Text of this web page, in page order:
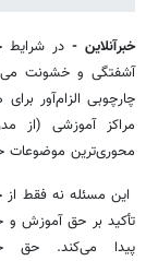
خبرآنلاین -در شرایط
آشفتگی و خشونت
چارچوبی الزام‌آور
مراکز آموزشی (از
محوری‌ترین موضوعات
این مسئله نه فقط از
تأکید بر حق آموزش و
پیدا می‌کند. حق